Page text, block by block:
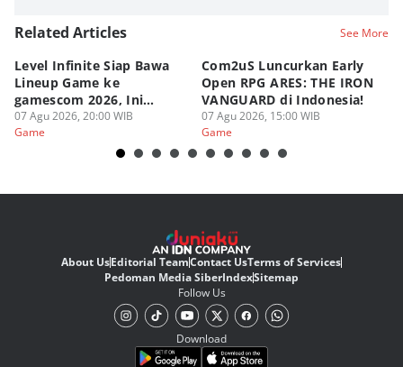
Related Articles See More
Level Infinite Siap Bawa
Lineup Game ke
gamescom 2026, Ini
Judulnya!
07 Agu 2026, 20:00 WIB
Game
Com2uS Luncurkan Early
Open RPG ARES: THE IRON
VANGUARD di Indonesia!
07 Agu 2026, 15:00 WIB
Game
About UsEditorial TeamContact UsTerms of Services
Pedoman Media SiberIndexSitemap
Follow Us
Download